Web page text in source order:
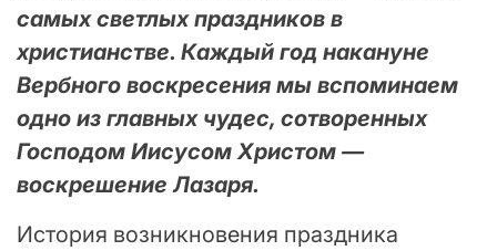
самых светлых праздников в
христианстве. Каждый год накануне
Вербного воскресения мы вспоминаем
одно из главных чудес, сотворенных
Господом Иисусом Христом —
воскрешение Лазаря.
История возникновения праздника